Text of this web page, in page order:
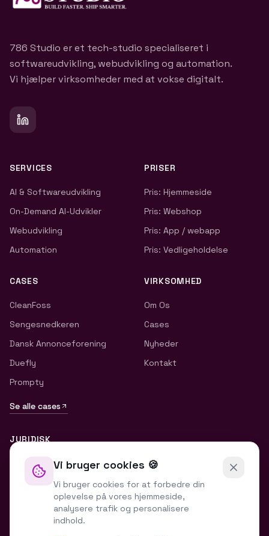
786 Studio er et tech-studio specialiseret i
softwareudvikling, webudvikling og automation.
Vi hjælper virksomheder med at vokse digitalt.
SERVICES
AI & Softwareudvikling
On-Demand AI-Udvikler
Webudvikling
Automation
PRISER
Pris: Hjemmeside
Pris: Webshop
Pris: App / webapp
Pris: Vedligeholdelse
CASES
CleanFoss
Sengesnedkeren
Dansk Annonceforening
Duefly
Prompty
Se alle cases
VIRKSOMHED
Om Os
Cases
Nyheder
Kontakt
JURIDISK
Privatlivspolitik
Handelsbetingelser
Cookiepolitik
Cookie-indstillinger
Vi bruger cookies 🍪
Vi bruger cookies for at forbedre din
oplevelse på vores hjemmeside,
analysere trafik og personalisere
indhold.